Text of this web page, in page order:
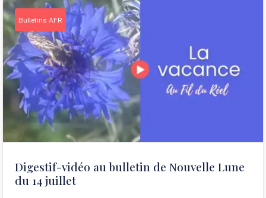
Bulletins AFR
Digestif-vidéo au bulletin de Nouvelle Lune
du 14 juillet